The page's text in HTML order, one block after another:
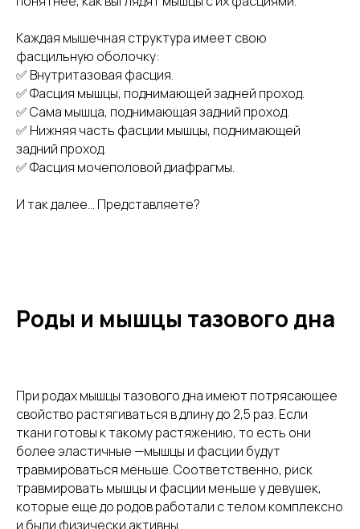
им пользоваться, вы соглашаетесь
на обработку персональных данных
в соответствии сполитикой в отношении
обработки персональных данных .
Согласен
Каждая мышечная структура имеет свою
фасцильную оболочку:
✅ Внутритазовая фасция.
✅ Фасция мышцы, поднимающей задней проход.
✅ Сама мышца, поднимающая задний проход.
✅ Нижняя часть фасции мышцы, поднимающей
задний проход.
✅ Фасция мочеполовой диафрагмы.
И так далее… Представляете?
Роды и мышцы тазового дна
При родах мышцы тазового дна имеют потрясающее
свойство растягиваться в длину до 2,5 раз. Если
ткани готовы к такому растяжению, то есть они
более эластичные —мышцы и фасции будут
травмироваться меньше. Соответственно, риск
травмировать мышцы и фасции меньше у девушек,
которые еще до родов работали с телом комплексно
и были физически активны.
Согласие на рассылку информационных сообщений
e-mail: info@popovichfit.ru